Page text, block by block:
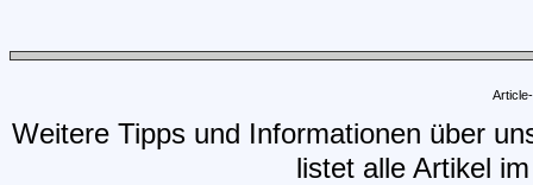
Weitere Tipps und Informationen über
listet alle Artikel